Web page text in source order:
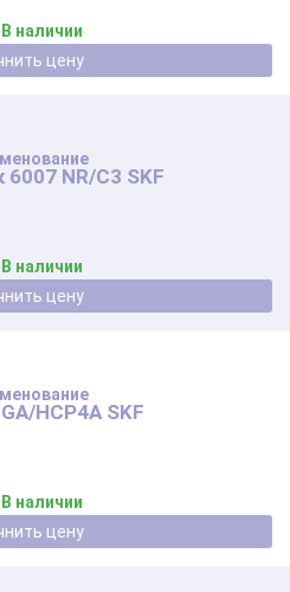
В наличии
Уточнить цену
NR/C3 SKF
В наличии
Уточнить цену
HCP4A SKF
В наличии
Уточнить цену